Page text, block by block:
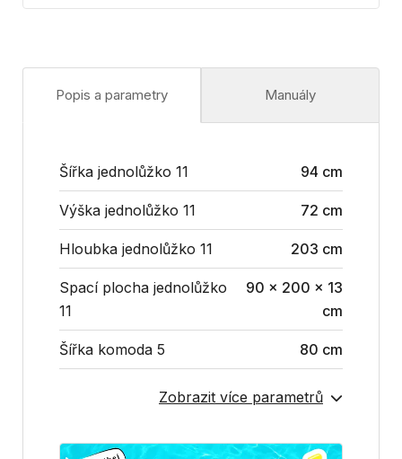
Popis a parametry Manuály
Šířka jednolůžko 11 94 cm
Výška jednolůžko 11 72 cm
Hloubka jednolůžko 11 203 cm
Spací plocha jednolůžko
11
90 x 200 x 13
cm
Šířka komoda 5 80 cm
Zobrazit více parametrů